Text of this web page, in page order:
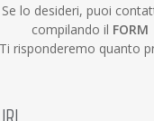
Se lo desideri, puoi
compilando il FORM
Ti risponderemo quanto